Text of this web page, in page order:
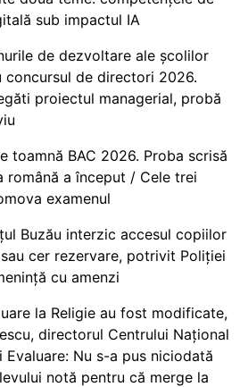
sub impactul IA
de dezvoltare ale școlilor
concursul de directori 2026.
proiectul managerial, probă
toamnă BAC 2026. Proba scrisă
română a început / Cele trei
examenul
Buzău interzic accesul copiilor
cer rezervare, potrivit Poliției
cu amenzi
la Religie au fost modificate,
directorul Centrului Național
Evaluare: Nu s-a pus niciodată
notă pentru că merge la